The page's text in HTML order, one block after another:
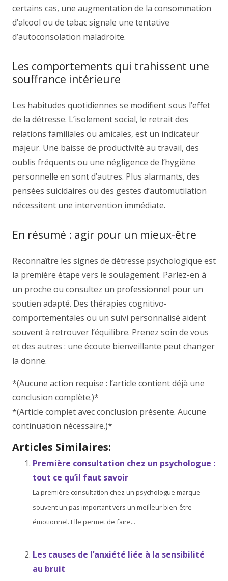
certains cas, une augmentation de la consommation
d’alcool ou de tabac signale une tentative
d’autoconsolation maladroite.
Les comportements qui trahissent une
souffrance intérieure
Les habitudes quotidiennes se modifient sous l’effet
de la détresse. L’isolement social, le retrait des
relations familiales ou amicales, est un indicateur
majeur. Une baisse de productivité au travail, des
oublis fréquents ou une négligence de l’hygiène
personnelle en sont d’autres. Plus alarmants, des
pensées suicidaires ou des gestes d’automutilation
nécessitent une intervention immédiate.
En résumé : agir pour un mieux-être
Reconnaître les signes de détresse psychologique est
la première étape vers le soulagement. Parlez-en à
un proche ou consultez un professionnel pour un
soutien adapté. Des thérapies cognitivo-
comportementales ou un suivi personnalisé aident
souvent à retrouver l’équilibre. Prenez soin de vous
et des autres : une écoute bienveillante peut changer
la donne.
*(Aucune action requise : l’article contient déjà une
conclusion complète.)*
*(Article complet avec conclusion présente. Aucune
continuation nécessaire.)*
Articles Similaires:
Première consultation chez un psychologue :
tout ce qu’il faut savoir
La première consultation chez un psychologue marque
souvent un pas important vers un meilleur bien-être
émotionnel. Elle permet de faire...
Les causes de l’anxiété liée à la sensibilité
au bruit